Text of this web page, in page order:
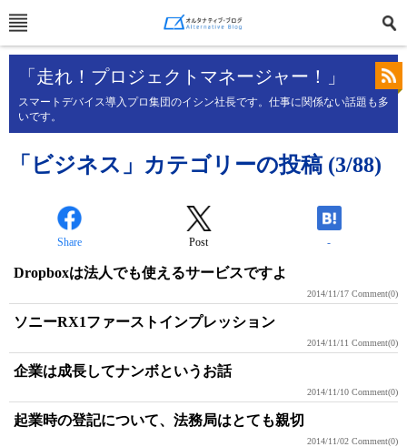
「走れ！プロジェクトマネージャー！」
スマートデバイス導入プロ集団のイシン社長です。仕事に関係ない話題も多
いです。
「ビジネス」カテゴリーの投稿 (3/88)
Share Post -
Dropboxは法人でも使えるサービスですよ
2014/11/17 Comment(0)
ソニーRX1ファーストインプレッション
2014/11/11 Comment(0)
企業は成長してナンボというお話
2014/11/10 Comment(0)
起業時の登記について、法務局はとても親切
2014/11/02 Comment(0)